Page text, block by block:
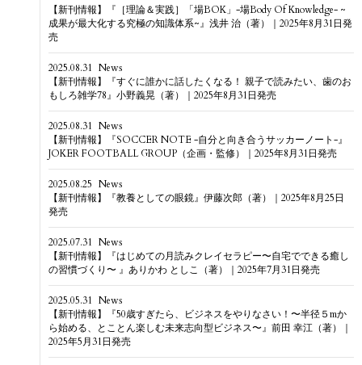
【新刊情報】『［理論＆実践］「場BOK」-場Body Of Knowledge- ~
成果が最大化する究極の知識体系~』浅井 治（著）｜2025年8月31日発
売
2025.08.31 News
【新刊情報】『すぐに誰かに話したくなる！ 親子で読みたい、歯のお
もしろ雑学78』小野義晃（著）｜2025年8月31日発売
2025.08.31 News
【新刊情報】『SOCCER NOTE -自分と向き合うサッカーノート-』
JOKER FOOTBALL GROUP（企画・監修）｜2025年8月31日発売
2025.08.25 News
【新刊情報】『教養としての眼鏡』伊藤次郎（著）｜2025年8月25日
発売
2025.07.31 News
【新刊情報】『はじめての月読みクレイセラピー〜自宅でできる癒し
の習慣づくり〜 』ありかわ としこ（著）｜2025年7月31日発売
2025.05.31 News
【新刊情報】『50歳すぎたら、ビジネスをやりなさい！〜半径５mか
ら始める、とことん楽しむ未来志向型ビジネス〜』前田 幸江（著）｜
2025年5月31日発売